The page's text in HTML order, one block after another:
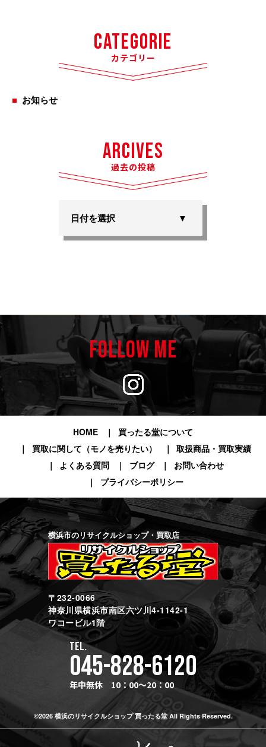
Categorie
カテゴリー
お知らせ
Arcives
過去の投稿
日付を選択
FOLLOW ME
HOME
買ったる堂について
買取に関して（モノを売りたい）
取扱商品・買取実績
よくある質問
ブログ
お問い合わせ
プライバシーポリシー
横浜市のリサイクルショップ・買取店
〒232-0066
神奈川県横浜市南区六ツ川4-1142-1
ワコービル1階
TEL.
045-828-6120
年中無休 10：00～20：00
©2026 横浜のリサイクルショップ 買ったる堂 All Rights Reserved.